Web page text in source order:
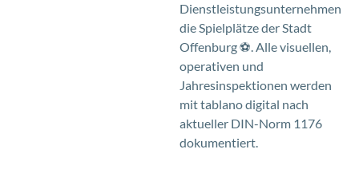
Dienstleistungsunternehmen
die Spielplätze der Stadt
Offenburg ⚽️. Alle visuellen,
operativen und
Jahresinspektionen werden
mit tablano digital nach
aktueller DIN-Norm 1176
dokumentiert.